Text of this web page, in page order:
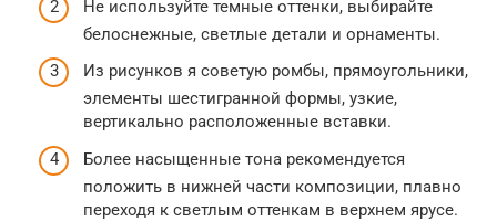
Не используйте темные оттенки, выбирайте
белоснежные, светлые детали и орнаменты.
Из рисунков я советую ромбы, прямоугольники,
элементы шестигранной формы, узкие,
вертикально расположенные вставки.
Более насыщенные тона рекомендуется
положить в нижней части композиции, плавно
переходя к светлым оттенкам в верхнем ярусе.